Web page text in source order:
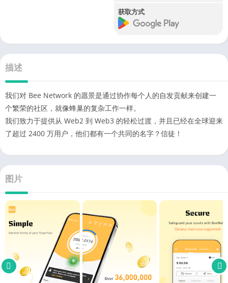
获取方式
描述
我们对 Bee Network 的愿景是通过协作每个人的自发贡献来创建一
个繁荣的社区，就像蜂巢的复杂工作一样。
我们致力于提供从 Web2 到 Web3 的轻松过渡，并且已经在全球迎来
了超过 2400 万用户，他们都有一个共同的名字？信徒！
图片